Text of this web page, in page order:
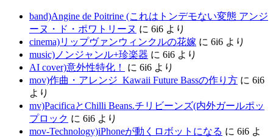
band)Angine de Poitrine (これはトンデモない変態 アンジ
ーヌ・ド・ポワトリーヌ に 6i6 より
cinema)リップヴァンウィンクルの花嫁 に 6i6 より
music)ノンジャンル+珍楽器 に 6i6 より
AI cover)意外性特化！
に 6i6 より
mov)作曲・アレンジ_Kawaii Future Bassの作り方 に 6i6
より
mv)PacificaとChilli Beans.チリビーンズ(内外ガールポッ
プロック に 6i6 より
mov-Technology)iPhoneが動くロボットになる に 6i6 よ